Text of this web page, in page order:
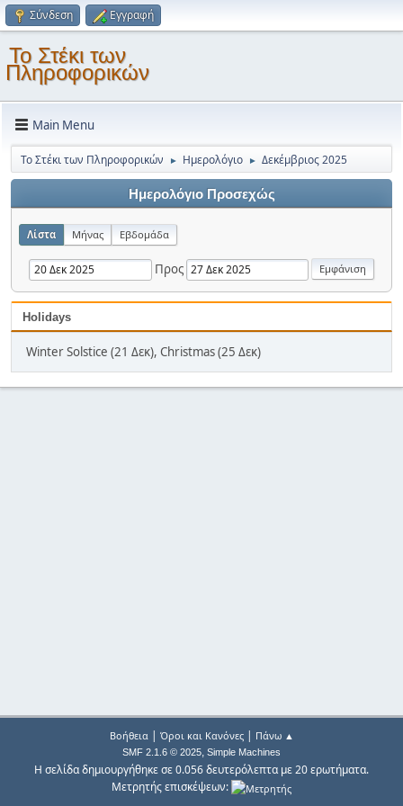
Σύνδεση Εγγραφή
Το Στέκι των
Πληροφορικών
Main Menu
Το Στέκι των Πληροφορικών ► Ημερολόγιο ► Δεκέμβριος 2025
Ημερολόγιο Προσεχώς
Λίστα Μήνας Εβδομάδα
Προς
Holidays
Winter Solstice (21 Δεκ), Christmas (25 Δεκ)
Βοήθεια| Όροι και Κανόνες| Πάνω ▲
SMF 2.1.6 © 2025, Simple Machines
Η σελίδα δημιουργήθηκε σε 0.056 δευτερόλεπτα με 20 ερωτήματα.
Μετρητής επισκέψεων: